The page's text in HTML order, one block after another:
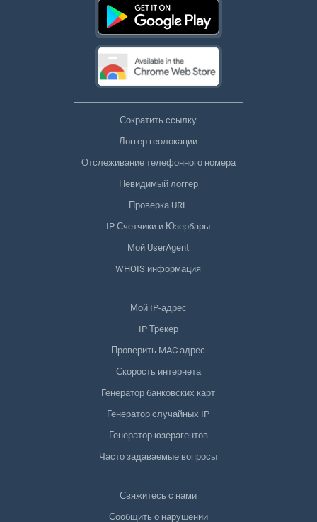
Сократить ссылку
Логгер геолокации
Отслеживание телефонного номера
Невидимый логгер
Проверка URL
IP Счетчики и Юзербары
Мой UserAgent
WHOIS информация
Мой IP-адрес
IP Трекер
Проверить MAC адрес
Скорость интернета
Генератор банковских карт
Генератор случайных IP
Генератор юзерагентов
Часто задаваемые вопросы
Свяжитесь с нами
Сообщить о нарушении